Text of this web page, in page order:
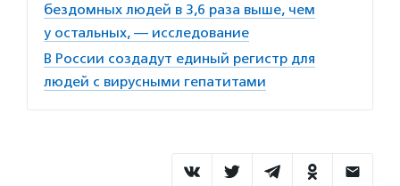
бездомных людей в 3,6 раза выше, чем
у остальных, — исследование
В России создадут единый регистр для
людей с вирусными гепатитами